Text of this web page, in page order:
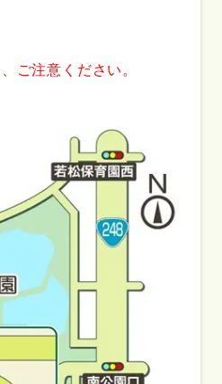
ご注意ください。